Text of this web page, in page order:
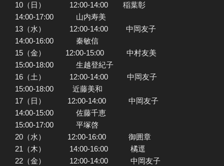
10（日） 12:00-14:00 稲葉彰
14:00-17:00 山内寿美
13（水） 12:00-14:00 中岡友子
14:00-16:00 秦敏信
15（金） 12:00-15:00 中村友美
15:00-18:00 生越登紀子
16（土） 12:00-14:00 中岡友子
15:00-18:00 近藤美和
17（日） 12:00-14:00 中岡友子
14:00-15:00 佐藤千恵
15:00-17:00 平塚啓
20（水） 12:00-16:00 御囲章
21（木） 14:00-16:00 橘逕
22（金） 12:00-14:00 中岡友子